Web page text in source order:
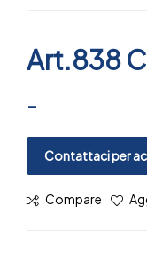
Art.838
-
Contattaci per
Compare